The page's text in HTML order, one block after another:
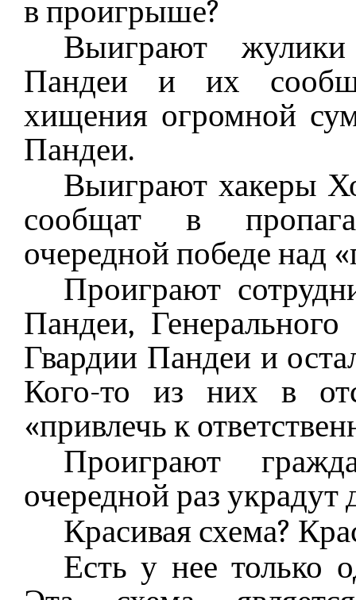
в проигрыше?
Выиграют
Пандеи и их
хищения огромной
Пандеи.
Выиграют хакеры
сообщат в
очередной победе над
Проиграют
Пандеи,
Гвардии Пандеи и
Кого-то из них в
«привлечь к
Проиграют
очередной раз украдут
Красивая схема?
Есть у нее только